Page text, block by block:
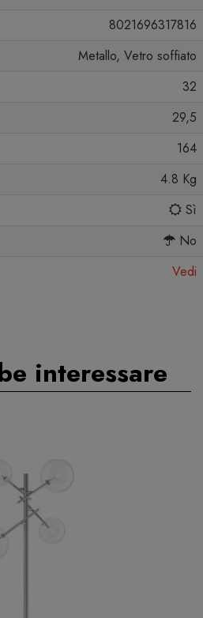
8021696317816
Metallo, Vetro soffiato
32
29,5
164
4.8 Kg
Sì
No
Vedi
interessare